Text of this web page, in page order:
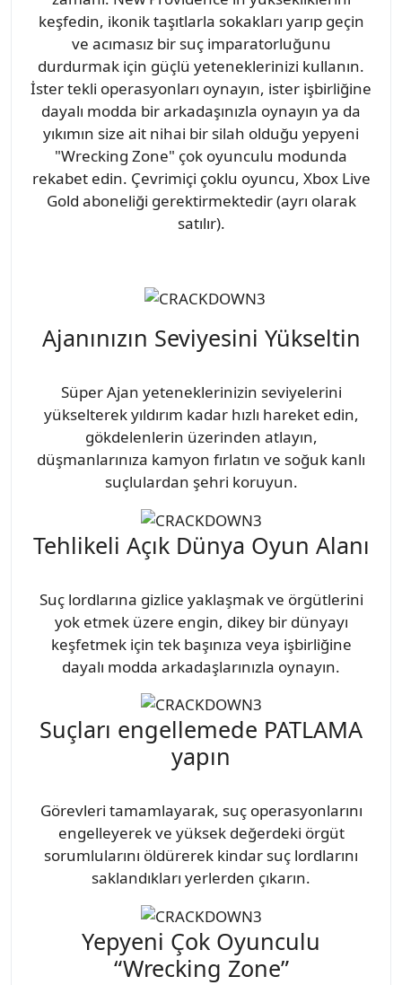
keşfedin, ikonik taşıtlarla sokakları yarıp geçin
ve acımasız bir suç imparatorluğunu
durdurmak için güçlü yeteneklerinizi kullanın.
İster tekli operasyonları oynayın, ister işbirliğine
dayalı modda bir arkadaşınızla oynayın ya da
yıkımın size ait nihai bir silah olduğu yepyeni
"Wrecking Zone" çok oyunculu modunda
rekabet edin. Çevrimiçi çoklu oyuncu, Xbox Live
Gold aboneliği gerektirmektedir (ayrı olarak
satılır).
Ajanınızın Seviyesini Yükseltin
Süper Ajan yeteneklerinizin seviyelerini
yükselterek yıldırım kadar hızlı hareket edin,
gökdelenlerin üzerinden atlayın,
düşmanlarınıza kamyon fırlatın ve soğuk kanlı
suçlulardan şehri koruyun.
Tehlikeli Açık Dünya Oyun Alanı
Suç lordlarına gizlice yaklaşmak ve örgütlerini
yok etmek üzere engin, dikey bir dünyayı
keşfetmek için tek başınıza veya işbirliğine
dayalı modda arkadaşlarınızla oynayın.
Suçları engellemede PATLAMA
yapın
Görevleri tamamlayarak, suç operasyonlarını
engelleyerek ve yüksek değerdeki örgüt
sorumlularını öldürerek kindar suç lordlarını
saklandıkları yerlerden çıkarın.
Yepyeni Çok Oyunculu
“Wrecking Zone”